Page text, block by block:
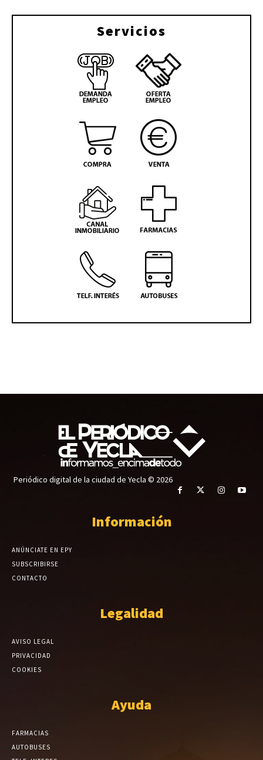
Servicios
Periódico digital de la ciudad de Yecla © 2026
Información
ANÚNCIATE EN EPY
SUBSCRIBIRSE
CONTACTO
Legalidad
AVISO LEGAL
PRIVACIDAD
COOKIES
Ayuda
FARMACIAS
AUTOBUSES